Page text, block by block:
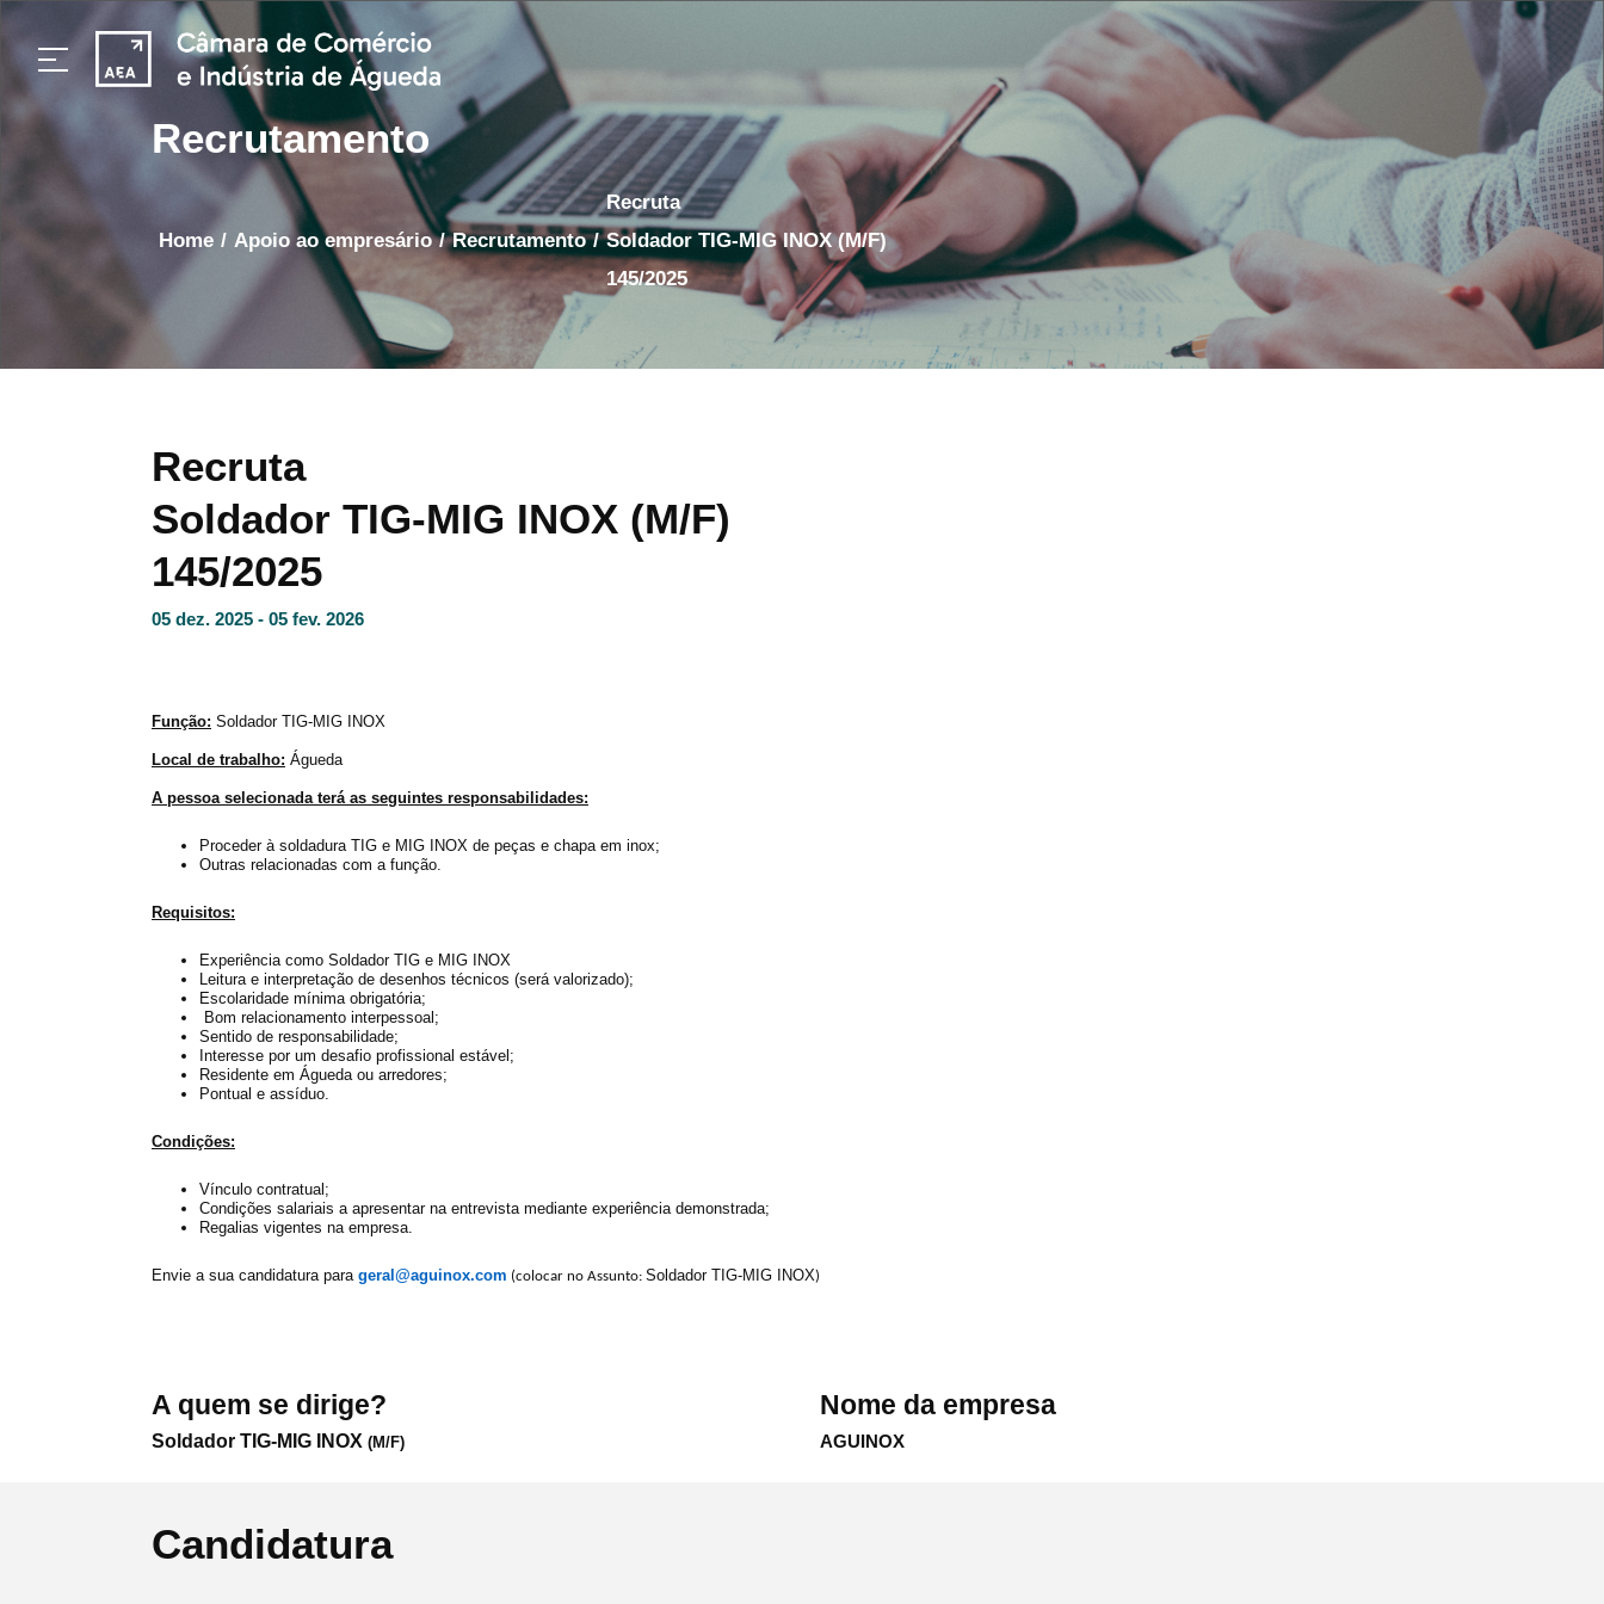
Recrutamento
home / apoio ao empresário / Recrutamento /
Recruta
Soldador TIG-MIG INOX (M/F)
145/2025
Recruta
Soldador TIG-MIG INOX (M/F)
145/2025
05 dez. 2025 - 05 fev. 2026
Função: Soldador TIG-MIG INOX
Local de trabalho: Águeda
A pessoa selecionada terá as seguintes responsabilidades:
Proceder à soldadura TIG e MIG INOX de peças e chapa em inox;
Outras relacionadas com a função.
Requisitos:
Experiência como Soldador TIG e MIG INOX
Leitura e interpretação de desenhos técnicos (será valorizado);
Escolaridade mínima obrigatória;
Bom relacionamento interpessoal;
Sentido de responsabilidade;
Interesse por um desafio profissional estável;
Residente em Águeda ou arredores;
Pontual e assíduo.
Condições:
Vínculo contratual;
Condições salariais a apresentar na entrevista mediante experiência demonstrada;
Regalias vigentes na empresa.
Envie a sua candidatura para geral@aguinox.com (colocar no Assunto: Soldador TIG-MIG INOX)
A quem se dirige?
Soldador TIG-MIG INOX (M/F)
Nome da empresa
AGUINOX
Candidatura